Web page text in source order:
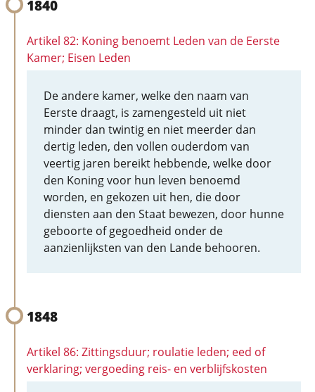
1840
Artikel 82: Koning benoemt Leden van de Eerste
Kamer; Eisen Leden
De andere kamer, welke den naam van
Eerste draagt, is zamengesteld uit niet
minder dan twintig en niet meerder dan
dertig leden, den vollen ouderdom van
veertig jaren bereikt hebbende, welke door
den Koning voor hun leven benoemd
worden, en gekozen uit hen, die door
diensten aan den Staat bewezen, door hunne
geboorte of gegoedheid onder de
aanzienlijksten van den Lande behooren.
1848
Artikel 86: Zittingsduur; roulatie leden; eed of
verklaring; vergoeding reis- en verblijfskosten